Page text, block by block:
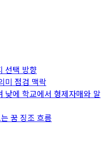
선택 방향
미 점검 맥락
낮에 학교에서 형제자매와 말
꿈 징조 흐름